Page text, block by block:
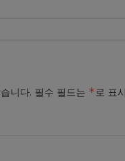
니다. 필수 필드는 *로 표